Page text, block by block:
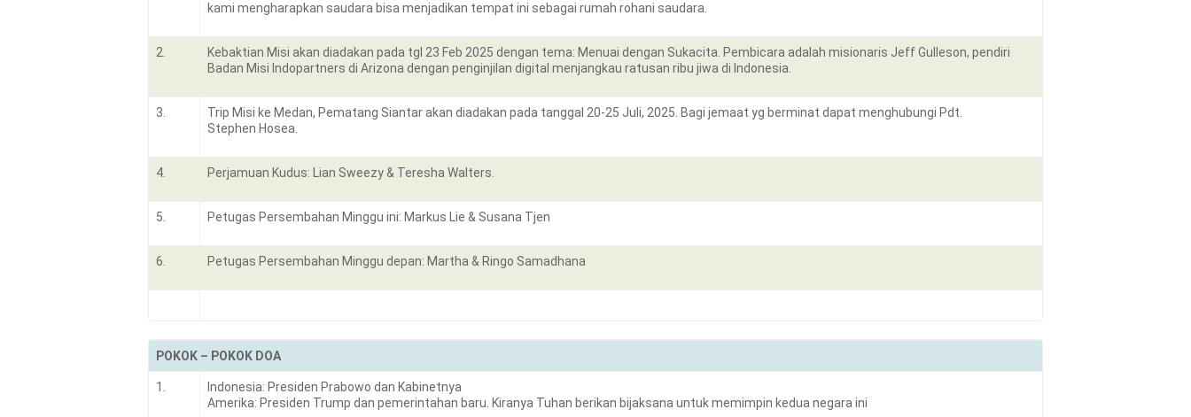
kami mengharapkan saudara bisa menjadikan tempat ini sebagai rumah rohani saudara.
2.
Kebaktian Misi akan diadakan pada tgl 23 Feb 2025 dengan tema: Menuai dengan Sukacita. Pembicara adalah misionaris Jeff Gulleson, pendiri
Badan Misi Indopartners di Arizona dengan penginjilan digital menjangkau ratusan ribu jiwa di Indonesia.
3.
Trip Misi ke Medan, Pematang Siantar akan diadakan pada tanggal 20-25 Juli, 2025. Bagi jemaat yg berminat dapat menghubungi Pdt.
Stephen Hosea.
4. Perjamuan Kudus: Lian Sweezy & Teresha Walters.
5. Petugas Persembahan Minggu ini: Markus Lie & Susana Tjen
6. Petugas Persembahan Minggu depan: Martha & Ringo Samadhana
POKOK – POKOK DOA
1.
Indonesia: Presiden Prabowo dan Kabinetnya
Amerika: Presiden Trump dan pemerintahan baru. Kiranya Tuhan berikan bijaksana untuk memimpin kedua negara ini